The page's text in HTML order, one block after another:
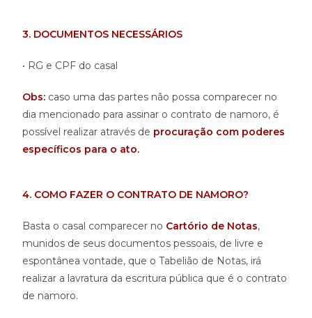
3. DOCUMENTOS NECESSÁRIOS
• RG e CPF do casal
Obs: caso uma das partes não possa comparecer no
dia mencionado para assinar o contrato de namoro, é
possível realizar através de procuração com poderes
específicos para o ato.
4. COMO FAZER O CONTRATO DE NAMORO?
Basta o casal comparecer no Cartório de Notas,
munidos de seus documentos pessoais, de livre e
espontânea vontade, que o Tabelião de Notas, irá
realizar a lavratura da escritura pública que é o contrato
de namoro.